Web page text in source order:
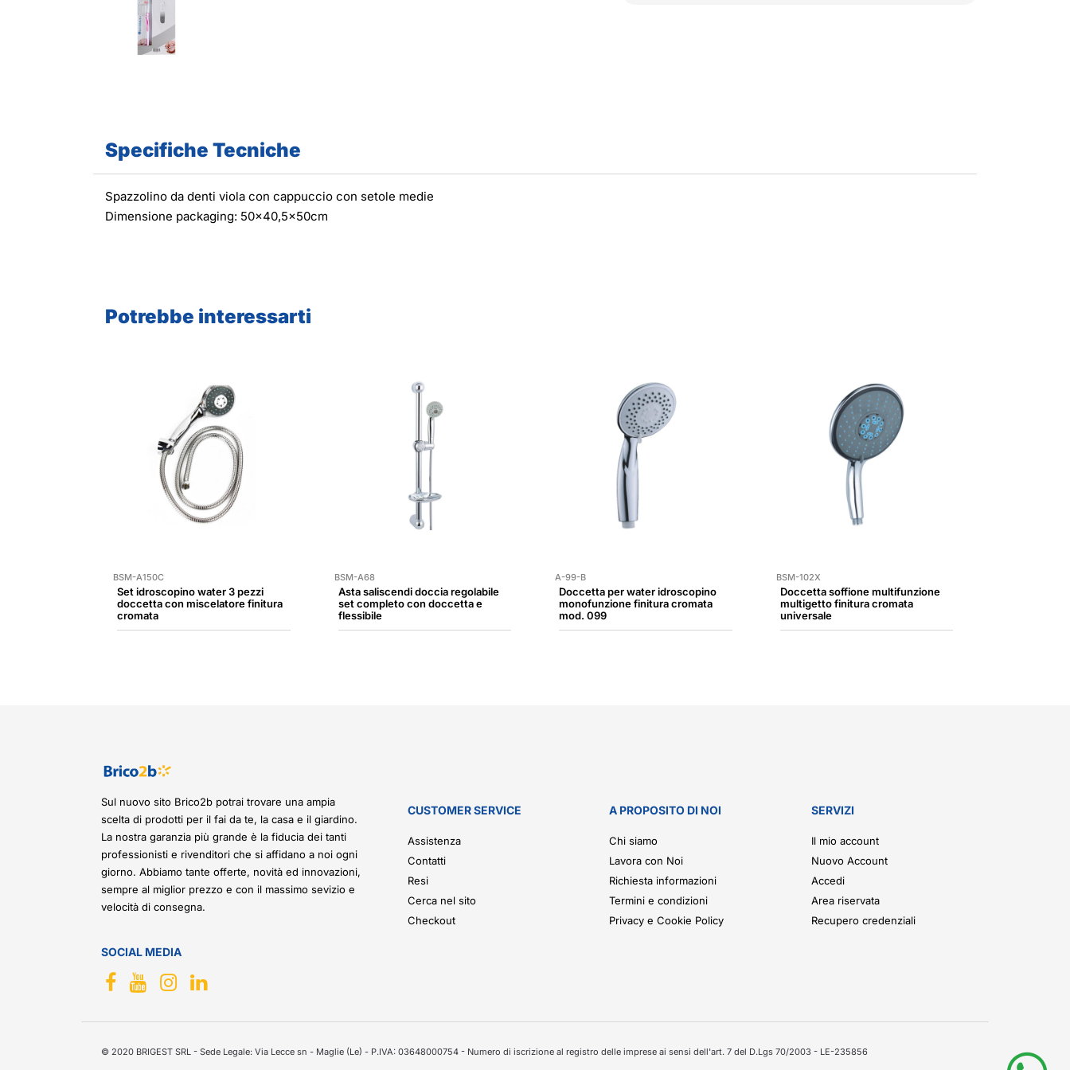
Specifiche Tecniche
Spazzolino da denti viola con cappuccio con setole medie
Dimensione packaging: 50x40,5x50cm
Potrebbe interessarti
BSM-A150C
Set idroscopino water 3 pezzi
doccetta con miscelatore finitura
cromata
BSM-A68
Asta saliscendi doccia regolabile
set completo con doccetta e
flessibile
A-99-B
Doccetta per water idroscopino
monofunzione finitura cromata
mod. 099
BSM-102X
Doccetta soffione multifunzione
multigetto finitura cromata
universale
Sul nuovo sito Brico2b potrai trovare una ampia
scelta di prodotti per il fai da te, la casa e il giardino.
La nostra garanzia più grande è la fiducia dei tanti
professionisti e rivenditori che si affidano a noi ogni
giorno. Abbiamo tante offerte, novità ed innovazioni,
sempre al miglior prezzo e con il massimo sevizio e
velocità di consegna.
SOCIAL MEDIA
CUSTOMER SERVICE
Assistenza
Contatti
Resi
Cerca nel sito
Checkout
A PROPOSITO DI NOI
Chi siamo
Lavora con Noi
Richiesta informazioni
Termini e condizioni
Privacy e Cookie Policy
SERVIZI
Il mio account
Nuovo Account
Accedi
Area riservata
Recupero credenziali
© 2020 BRIGEST SRL - Sede Legale: Via Lecce sn - Maglie (Le) - P.IVA: 03648000754 - Numero di iscrizione al registro delle imprese ai sensi dell'art. 7 del D.Lgs 70/2003 - LE-235856